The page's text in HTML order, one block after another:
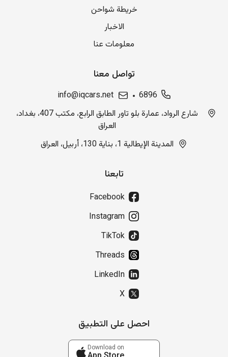
خريطة شواحن
الاخبار
معلومات عنا
تواصل معنا
6896
info@iqcars.net
شارع الرواد، عمارة بلو تاور الطابق الرابع، مكتب 407، بغداد،
العراق
المدينة الإيطالية 1، بناية 130، أربيل، العراق
تابعنا
Facebook
Instagram
TikTok
Threads
LinkedIn
X
احصل على التطبيق
Download on